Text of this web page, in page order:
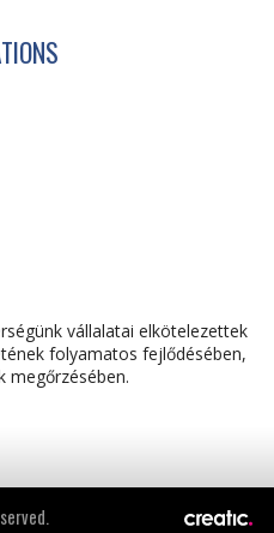
vállalatai elkötelezettek
folyamatos fejlődésében,
megőrzésében.